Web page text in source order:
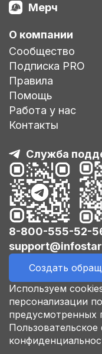
Мерч
О компании
Сообщество
Подписка PRO
Правила
Помощь
Работа у нас
Контакты
Служба
8-800-555-52-
Создать
Используем
персонализации
предусмотренных
Пользовательское